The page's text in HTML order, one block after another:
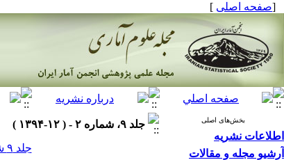
[صفحه اصلی ]
بخش‌های اصلی
اطلاعات نشریه
آرشیو مجله و مقالات
جلد ۹، شماره ۲ - ( ۱۲-۱۳۹۴ )
جلد ۹ شماره ۲ صفحات ۲۰۶-۱۸۹